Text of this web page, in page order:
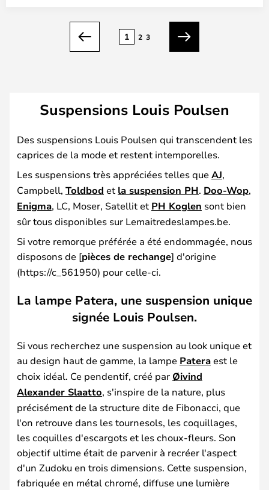
Précédent
1 2 3
Suivant
Suspensions Louis Poulsen
Des suspensions Louis Poulsen qui transcendent les
caprices de la mode et restent intemporelles.
Les suspensions très appréciées telles queAJ,
Campbell, Toldbod et la suspension PH. Doo-Wop,
Enigma, LC, Moser, Satellit et PH Koglen sont bien
sûr tous disponibles sur Lemaitredeslampes.be.
Si votre remorque préférée a été endommagée, nous
disposons de [pièces de rechange] d'origine
(https://c_561950) pour celle-ci.
La lampe Patera, une suspension unique
signée Louis Poulsen.
Si vous recherchez une suspension au look unique et
au design haut de gamme, la lampe Pateraest le
choix idéal. Ce pendentif, créé par Øivind
Alexander Slaatto, s'inspire de la nature, plus
précisément de la structure dite de Fibonacci, que
l'on retrouve dans les tournesols, les coquillages,
les coquilles d'escargots et les choux-fleurs. Son
objectif ultime était de parvenir à recréer l'aspect
d'un Zudoku en trois dimensions. Cette suspension,
fabriquée en métal chromé, diffuse une lumière